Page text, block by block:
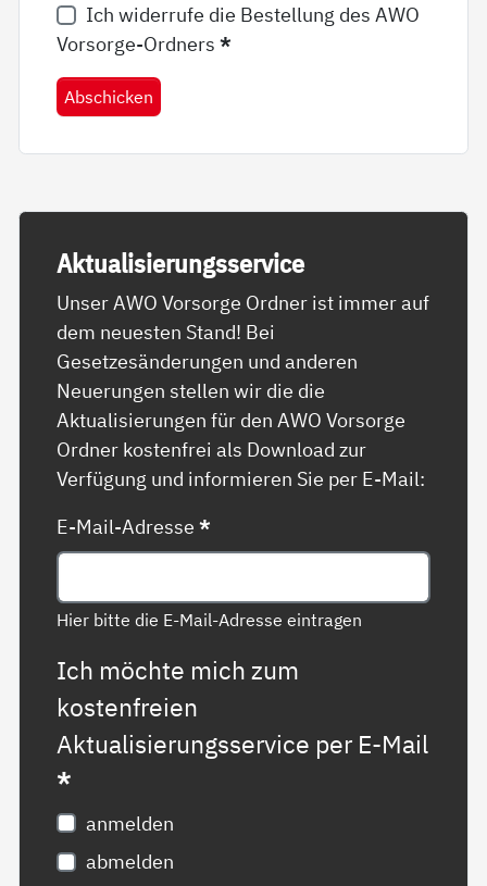
Ich widerrufe die Bestellung des AWO
Vorsorge-Ordners*
Abschicken
Ak­tua­li­sie­rungs­ser­vice
Unser AWO Vorsorge Ordner ist immer auf
dem neuesten Stand! Bei
Gesetzesänderungen und anderen
Neuerungen stellen wir die die
Aktualisierungen für den AWO Vorsorge
Ordner kostenfrei als Download zur
Verfügung und informieren Sie per E-Mail:
E-Mail-Adresse*
Hier bitte die E-Mail-Adresse eintragen
Ich möchte mich zum
kostenfreien
Aktualisierungsservice per E-Mail
*
anmelden
abmelden